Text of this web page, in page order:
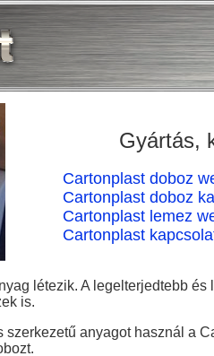
Gyártás,
Cartonplast doboz
Cartonplast doboz
Cartonplast lemez
Cartonplast
létezik. A legelterjedtebb
is.
anyagot használ a